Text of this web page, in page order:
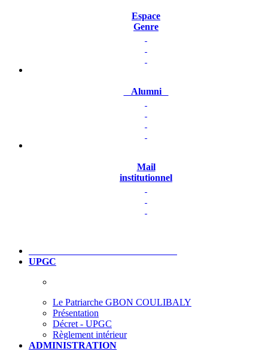
Espace
Genre
Alumni
Mail
institutionnel
UPGC
Le Patriarche GBON COULIBALY
Présentation
Décret - UPGC
Règlement intérieur
ADMINISTRATION